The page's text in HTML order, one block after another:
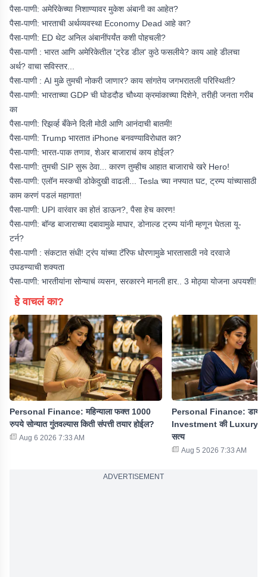
पैसा-पाणी: अमेरिकेच्या निशाण्यावर मुकेश अंबानी का आहेत?
पैसा-पाणी: भारताची अर्थव्यवस्था Economy Dead आहे का?
पैसा-पाणी: ED थेट अनिल अंबानींपर्यंत कशी पोहचली?
पैसा-पाणी : भारत आणि अमेरिकेतील 'ट्रेड डील' कुठे फसलीये? काय आहे डीलचा
अर्थ? वाचा सविस्तर...
पैसा-पाणी : AI मुळे तुमची नोकरी जाणार? काय सांगतेय जगभरातली परिस्थिती?
पैसा-पाणी: भारताच्या GDP ची घोडदौड चौथ्या क्रमांकाच्या दिशेने, तरीही जनता गरीब
का
पैसा-पाणी: रिझर्व्ह बँकेने दिली मोठी आणि आनंदाची बातमी!
पैसा-पाणी: Trump भारतात iPhone बनवण्याविरोधात का?
पैसा-पाणी: भारत-पाक तणाव, शेअर बाजाराचं काय होईल?
पैसा-पाणी: तुमची SIP सुरू ठेवा... कारण तुम्हीच आहात बाजाराचे खरे Hero!
पैसा-पाणी: एलॉन मस्कची डोकेदुखी वाढली... Tesla च्या नफ्यात घट, ट्रम्प यांच्यासाठी
काम करणं पडलं महागात!
पैसा-पाणी: UPI वारंवार का होतं डाऊन?, पैसा हेच कारण!
पैसा-पाणी: बॉन्ड बाजाराच्या दबावामुळे माघार, डोनाल्ड ट्रम्प यांनी म्हणून घेतला यू-
टर्न?
पैसा-पाणी : संकटात संधी! ट्रंप यांच्या टॅरिफ धोरणामुळे भारतासाठी नवे दरवाजे
उघडण्याची शक्यता
पैसा-पाणी: भारतीयांना सोन्याचं व्यसन, सरकारने मानली हार.. 3 मोठ्या योजना अपयशी!
हे वाचलं का?
Personal Finance: महिन्याला फक्त 1000
रुपये सोन्यात गुंतवल्यास किती संपत्ती तयार होईल?
Aug 6 2026 7:33 AM
Personal Finance:
Investment की Luxury?
सत्य
Aug 5 2026 7:33 AM
ADVERTISEMENT